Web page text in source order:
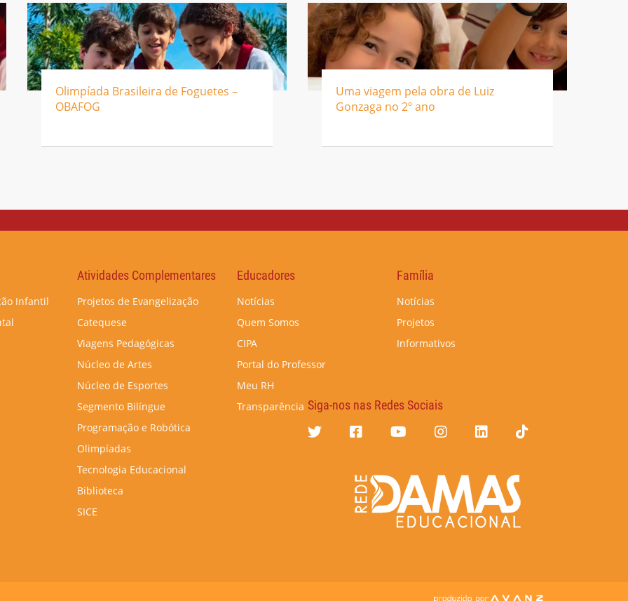
Olimpíada Brasileira de Foguetes –
OBAFOG
Uma viagem pela obra de Luiz
Gonzaga no 2º ano
Infantil
Atividades Complementares
Projetos de Evangelização
Catequese
Viagens Pedagógicas
Núcleo de Artes
Núcleo de Esportes
Segmento Bilíngue
Programação e Robótica
Olimpíadas
Tecnologia Educacional
Biblioteca
SICE
Educadores
Notícias
Quem Somos
CIPA
Portal do Professor
Meu RH
Transparência
Família
Notícias
Projetos
Informativos
Siga-nos nas Redes Sociais